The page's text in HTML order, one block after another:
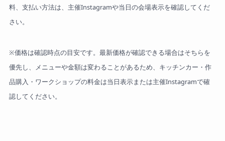
料、支払い方法は、主催Instagramや当日の会場表示を確認してくだ
さい。
※価格は確認時点の目安です。最新価格が確認できる場合はそちらを
優先し、メニューや金額は変わることがあるため、キッチンカー・作
品購入・ワークショップの料金は当日表示または主催Instagramで確
認してください。